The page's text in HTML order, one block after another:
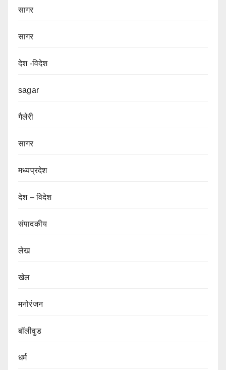
सागर
सागर
देश -विदेश
sagar
गैलेरी
सागर
मध्यप्रदेश
देश – विदेश
संपादकीय
लेख
खेल
मनोरंजन
बॉलीवुड
धर्म